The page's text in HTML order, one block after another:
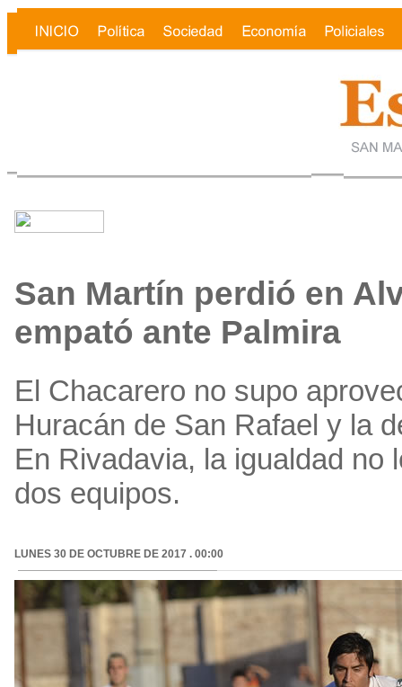
San Martín perdió en
empató ante Palmira
El Chacarero no supo
Huracán de San Rafael y la
En Rivadavia, la igualdad no
dos equipos.
LUNES 30 DE OCTUBRE DE 2017 . 00:00